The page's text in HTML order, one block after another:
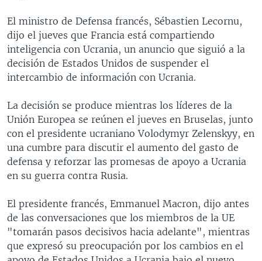
El ministro de Defensa francés, Sébastien Lecornu,
dijo el jueves que Francia está compartiendo
inteligencia con Ucrania, un anuncio que siguió a la
decisión de Estados Unidos de suspender el
intercambio de información con Ucrania.
La decisión se produce mientras los líderes de la
Unión Europea se reúnen el jueves en Bruselas, junto
con el presidente ucraniano Volodymyr Zelenskyy, en
una cumbre para discutir el aumento del gasto de
defensa y reforzar las promesas de apoyo a Ucrania
en su guerra contra Rusia.
El presidente francés, Emmanuel Macron, dijo antes
de las conversaciones que los miembros de la UE
"tomarán pasos decisivos hacia adelante", mientras
que expresó su preocupación por los cambios en el